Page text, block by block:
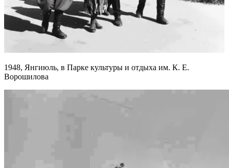
1948, Янгиюль, в Парке культуры и отдыха им. К. Е.
Ворошилова